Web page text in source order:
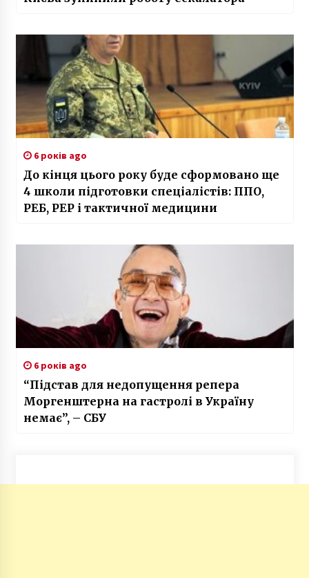
6 років ago
До кінця цього року буде сформовано ще
4 школи підготовки спеціалістів: ППО,
РЕБ, РЕР і тактичної медицини
6 років ago
“Підстав для недопущення репера
Моргенштерна на гастролі в Україну
немає”, – СБУ